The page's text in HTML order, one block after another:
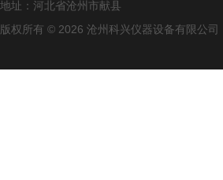
地址：河北省沧州市献县
版权所有 © 2026 沧州科兴仪器设备有限公司